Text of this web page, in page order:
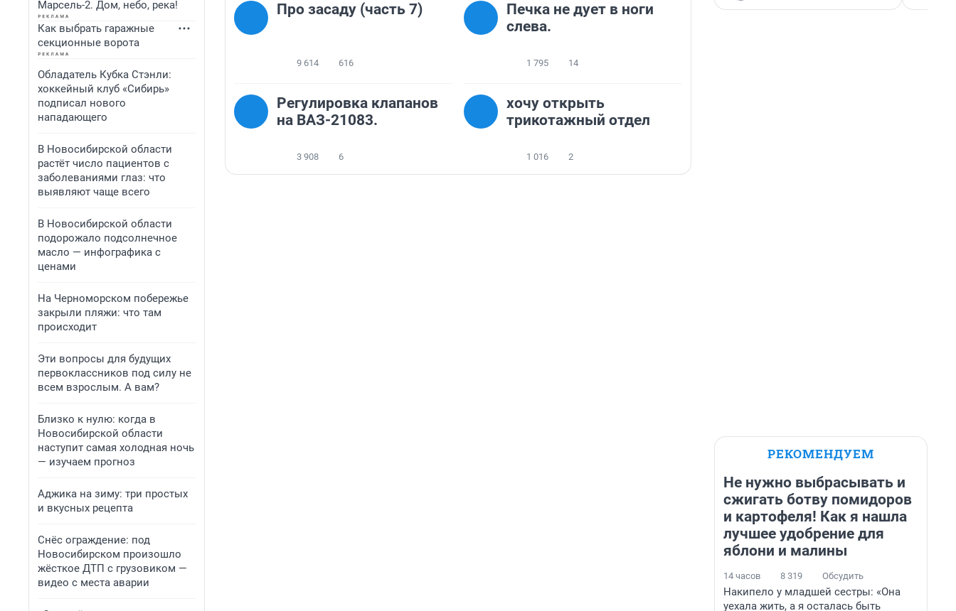
Марсель-2. Дом, небо, река!
Как выбрать гаражные
секционные ворота
Обладатель Кубка Стэнли:
хоккейный клуб «Сибирь»
подписал нового
нападающего
В Новосибирской области
растёт число пациентов с
заболеваниями глаз: что
выявляют чаще всего
В Новосибирской области
подорожало подсолнечное
масло — инфографика с
ценами
На Черноморском побережье
закрыли пляжи: что там
происходит
Эти вопросы для будущих
первоклассников под силу не
всем взрослым. А вам?
Близко к нулю: когда в
Новосибирской области
наступит самая холодная ночь
— изучаем прогноз
Аджика на зиму: три простых
и вкусных рецепта
Снёс ограждение: под
Новосибирском произошло
жёсткое ДТП с грузовиком —
видео с места аварии
Про засаду (часть 7)
9 614 616
Печка не дует в ноги
слева.
1 795 14
Регулировка клапанов
на ВАЗ-21083.
3 908 6
хочу открыть
трикотажный отдел
1 016 2
РЕКОМЕНДУЕМ
Не нужно выбрасывать и
сжигать ботву помидоров
и картофеля! Как я нашла
лучшее удобрение для
яблони и малины
14 часов 8 319 Обсудить
Накипело у младшей сестры: «Она
уехала жить, а я осталась быть